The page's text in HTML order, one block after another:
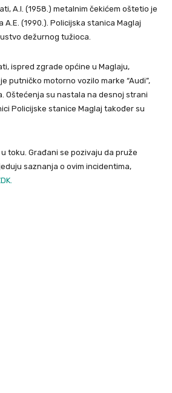
A.I. (1958.) metalnim čekićem oštetio je
(1990.). Policijska stanica Maglaj
dežurnog tužioca.
ispred zgrade općine u Maglaju,
putničko motorno vozilo marke “Audi”,
Oštećenja su nastala na desnoj strani
Policijske stanice Maglaj također su
toku. Građani se pozivaju da pruže
saznanja o ovim incidentima,